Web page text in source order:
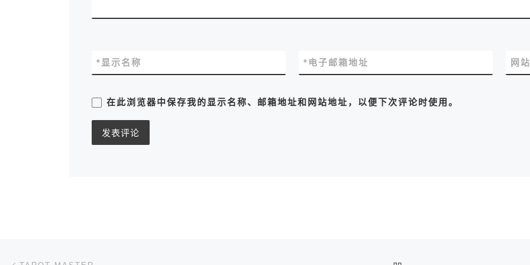
显示名称
* 电子邮箱地址
* 网
在此浏览器中保存我的显示名称、邮箱地址和网站地址，以便下次评论时使用。
文章导航